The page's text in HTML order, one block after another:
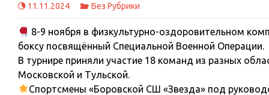
11.11.2024 Без Рубрики
8-9 ноября в физкультурно-оздоровительном
боксу посвящённый Специальной Военной Операции.
В турнире приняли участие 18 команд из разных
Московской и Тульской.
Спортсмены «Боровской СШ «Звезда» под